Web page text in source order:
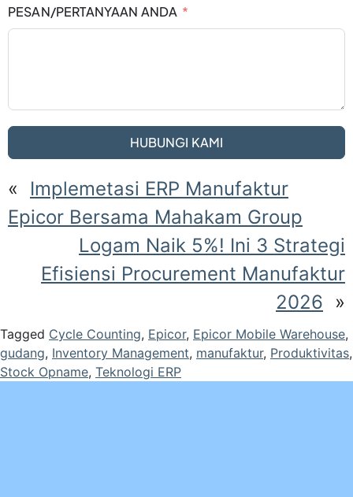
PESAN/PERTANYAAN ANDA
HUBUNGI KAMI
«
Implemetasi ERP Manufaktur
Epicor Bersama Mahakam Group
Logam Naik 5%! Ini 3 Strategi
Efisiensi Procurement Manufaktur
2026
»
Tagged Cycle Counting, Epicor, Epicor Mobile Warehouse,
gudang, Inventory Management, manufaktur, Produktivitas,
Stock Opname, Teknologi ERP